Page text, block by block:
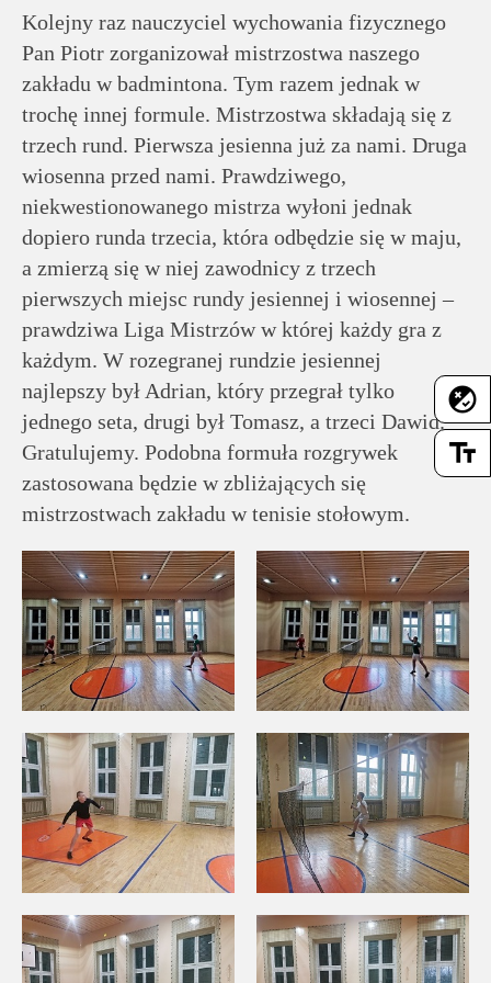
flaky
text_fields
Dla
pracowników
Historia
Wirtualny
spacer
Mapa
strony
Deklaracja
dostępności
Kolejny raz nauczyciel wychowania fizycznego
Pan Piotr zorganizował mistrzostwa naszego
zakładu w badmintona. Tym razem jednak w
trochę innej formule. Mistrzostwa składają się z
trzech rund. Pierwsza jesienna już za nami. Druga
wiosenna przed nami. Prawdziwego,
niekwestionowanego mistrza wyłoni jednak
dopiero runda trzecia, która odbędzie się w maju,
a zmierzą się w niej zawodnicy z trzech
pierwszych miejsc rundy jesiennej i wiosennej –
prawdziwa Liga Mistrzów w której każdy gra z
każdym. W rozegranej rundzie jesiennej
najlepszy był Adrian, który przegrał tylko
jednego seta, drugi był Tomasz, a trzeci Dawid.
Gratulujemy. Podobna formuła rozgrywek
zastosowana będzie w zbliżających się
mistrzostwach zakładu w tenisie stołowym.